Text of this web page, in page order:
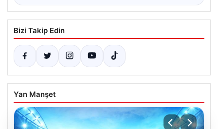
Bizi Takip Edin
Yan Manşet